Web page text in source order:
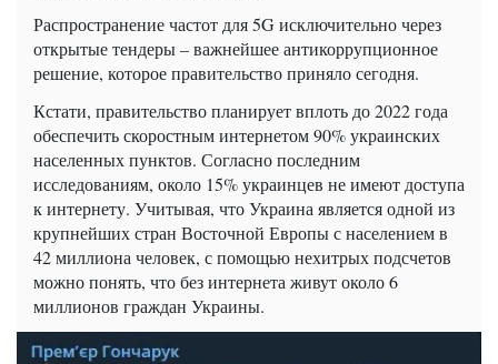
Распространение частот для 5G исключительно через
открытые тендеры – важнейшее антикоррупционное
решение, которое правительство приняло сегодня.
Кстати, правительство планирует вплоть до 2022 года
обеспечить скоростным интернетом 90% украинских
населенных пунктов. Согласно последним
исследованиям, около 15% украинцев не имеют доступа
к интернету. Учитывая, что Украина является одной из
крупнейших стран Восточной Европы с населением в
42 миллиона человек, с помощью нехитрых подсчетов
можно понять, что без интернета живут около 6
миллионов граждан Украины.